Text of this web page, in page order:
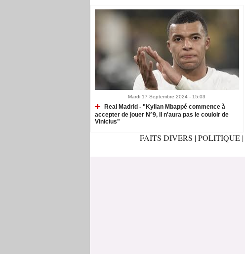
Mardi 17 Septembre 2024 - 15:03
Real Madrid - "Kylian Mbappé commence à
accepter de jouer N°9, il n'aura pas le couloir de
Vinicius"
FAITS DIVERS |POLITIQUE |